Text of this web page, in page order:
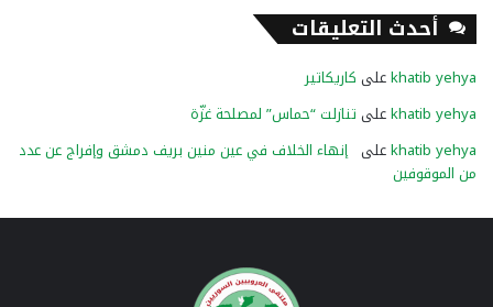
أحدث التعليقات
khatib yehyaعلى كاريكاتير
khatib yehyaعلى تنازلت “حماس” لمصلحة غزّة
khatib yehyaعلى إنهاء الخلاف في عين منين بريف دمشق وإفراج عن عدد
من الموقوفين